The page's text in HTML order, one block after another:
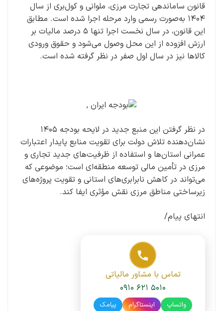
قانون ساماندهی تجارت مرزی، ملوانی و کول‌بری از سال
۱۴۰۴ به‌صورت رسمی وارد مرحله اجرا شده است. مطابق
این قانون، در سال نخست اجرا تنها ۵ درصد مالیات بر
ارزش افزوده از این محل وصول می‌شود و حقوق ورودی
کالاها نیز در سال اول صفر در نظر گرفته شده است.
در نظر گرفتن این منبع جدید در لایحه بودجه ۱۴۰۵
نشان‌دهنده تلاش دولت برای تقویت منابع پایدار اعتبارات
عمرانی استان‌ها و استفاده از ظرفیت‌های جدید تجاری و
مرزی در تأمین مالی توسعه منطقه‌ای است؛ موضوعی که
می‌تواند در کاهش نابرابری‌های استانی و تقویت پروژه‌های
زیرساختی مناطق مرزی نقش مؤثری ایفا کند.
انتهای پیام/
تماس با مشاور مالیاتی
۰۹۱۰ ۶۲۱ ۵۰۱۰
واتساپ اینستاگرام پیامک